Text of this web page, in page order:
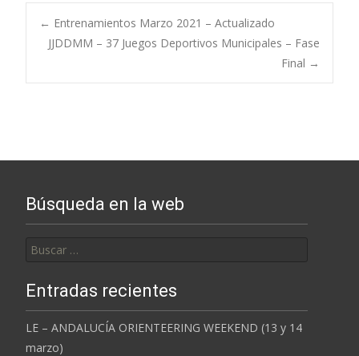
Post
navigation
← Entrenamientos Marzo 2021 – Actualizado
JJDDMM – 37 Juegos Deportivos Municipales – Fase
Final →
Búsqueda en la web
Entradas recientes
LE – ANDALUCÍA ORIENTEERING WEEKEND (13 y 14
marzo)